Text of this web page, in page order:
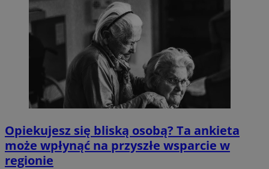
Opiekujesz się bliską osobą? Ta ankieta
może wpłynąć na przyszłe wsparcie w
regionie